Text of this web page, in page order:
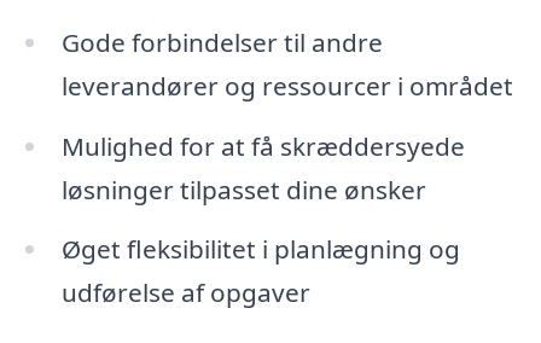
Gode forbindelser til andre
leverandører og ressourcer i området
Mulighed for at få skræddersyede
løsninger tilpasset dine ønsker
Øget fleksibilitet i planlægning og
udførelse af opgaver